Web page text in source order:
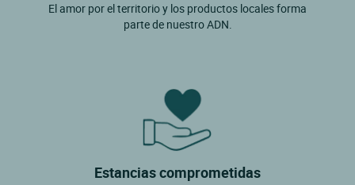
El amor por el territorio y los productos locales forma
parte de nuestro ADN.
Estancias comprometidas